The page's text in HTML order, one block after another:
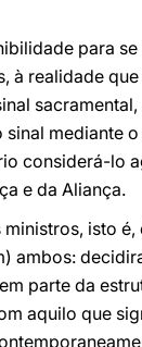
para
à realidade
mediante
considerá-lo
e da Aliança.
isto
ambos:
parte da
aquilo que